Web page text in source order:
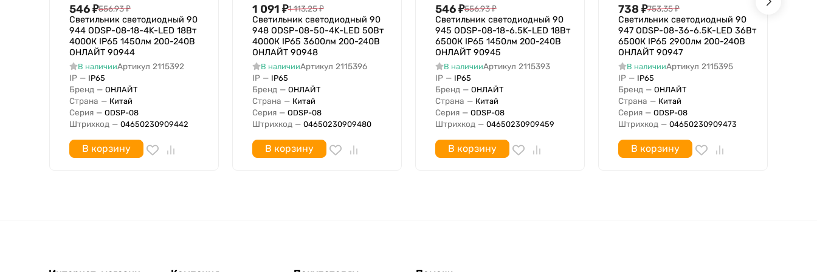
Материал корпуса
Алюминий
Тип лампы
LED несменный
Встраиваемая длина
Подходит для организации световых линий
Подходят для аварийного освещения
Нет
Световой выход
Светораспределение
Симметричный
Материал плафона / рассеивателя
Ударопрочность
Номинальное напряжение с
175 В
Номинальное напряжение по
265 В
546₽556,93₽
Светильник светодиодный 90
944 ODSP-08-18-4K-LED 18Вт
4000К IP65 1450лм 200-240В
ОНЛАЙТ 90944
В наличииАртикул 2115392
IP — IP65
Бренд — ОНЛАЙТ
Страна — Китай
Серия — ODSP-08
Штрихкод — 04650230909442
В корзину
1 091 ₽1 113,25₽
Светильник светодиодный 90
948 ODSP-08-50-4K-LED 50Вт
4000К IP65 3600лм 200-240В
ОНЛАЙТ 90948
В наличииАртикул 2115396
IP — IP65
Бренд — ОНЛАЙТ
Страна — Китай
Серия — ODSP-08
Штрихкод — 04650230909480
В корзину
546₽556,93₽
Светильник светодиодный 90
945 ODSP-08-18-6.5K-LED 18Вт
6500К IP65 1450лм 200-240В
ОНЛАЙТ 90945
В наличииАртикул 2115393
IP — IP65
Бренд — ОНЛАЙТ
Страна — Китай
Серия — ODSP-08
Штрихкод — 04650230909459
В корзину
738 ₽753,35₽
Светильник светодиодный 90
947 ODSP-08-36-6.5K-LED 36Вт
6500К IP65 2900лм 200-240В
ОНЛАЙТ 90947
В наличииАртикул 2115395
IP — IP65
Бренд — ОНЛАЙТ
Страна — Китай
Серия — ODSP-08
Штрихкод — 04650230909473
В корзину